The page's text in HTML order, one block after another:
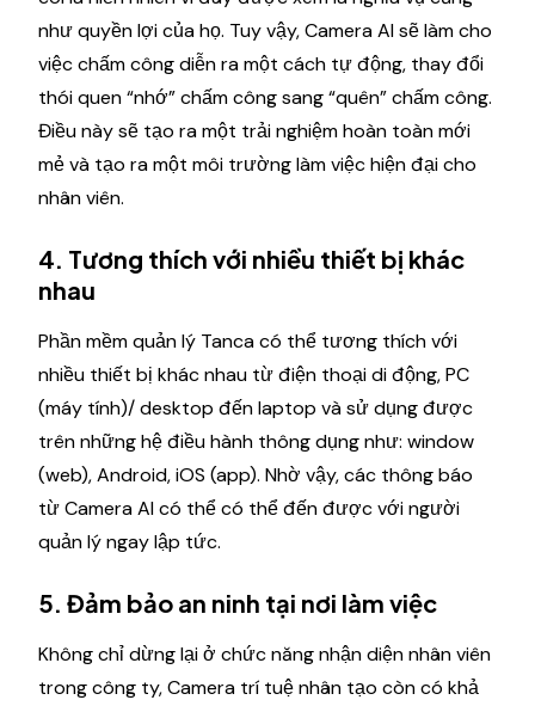
như quyền lợi của họ. Tuy vậy, Camera AI sẽ làm cho
việc chấm công diễn ra một cách tự động, thay đổi
thói quen “nhớ” chấm công sang “quên” chấm công.
Điều này sẽ tạo ra một trải nghiệm hoàn toàn mới
mẻ và tạo ra một môi trường làm việc hiện đại cho
nhân viên.
4. Tương thích với nhiều thiết bị khác
nhau
Phần mềm quản lý Tanca có thể tương thích với
nhiều thiết bị khác nhau từ điện thoại di động, PC
(máy tính)/ desktop đến laptop và sử dụng được
trên những hệ điều hành thông dụng như: window
(web), Android, iOS (app). Nhờ vậy, các thông báo
từ Camera AI có thể có thể đến được với người
quản lý ngay lập tức.
5. Đảm bảo an ninh tại nơi làm việc
Không chỉ dừng lại ở chức năng nhận diện nhân viên
trong công ty, Camera trí tuệ nhân tạo còn có khả